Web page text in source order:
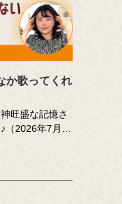
）
か歌ってくれ
旺盛な記憶さ
（2026年7月17